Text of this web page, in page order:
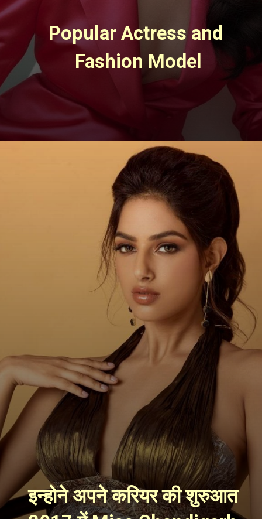
Popular Actress and
Fashion Model
इन्होने अपने करियर की शुरुआत